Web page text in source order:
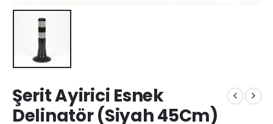
Şerit Ayirici Esnek
Delinatör (Siyah 45Cm)